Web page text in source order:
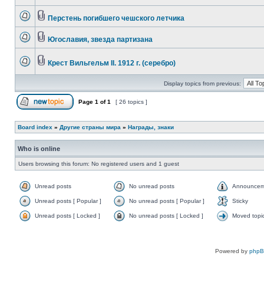
Перстень погибшего чешского летчика
Югославия, звезда партизана
Крест Вильгельм II. 1912 г. (серебро)
Display topics from previous:
Page 1 of1 [ 26 topics ]
Board index » Другие страны мира » Награды, знаки
Who is online
Users browsing this forum: No registered users and 1 guest
Unread posts No unread posts
Unread posts [ Popular ] No unread posts [ Popular ] Sticky
Unread posts [ Locked ] No unread posts [ Locked ] Moved
Powered by